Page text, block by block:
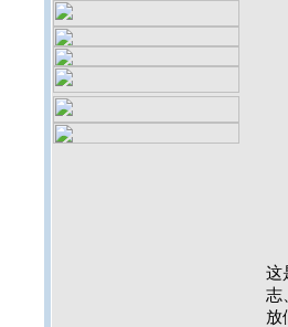
这
志
放